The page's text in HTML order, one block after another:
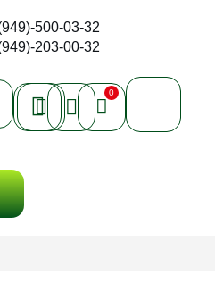
500-03-32
203-00-32
0